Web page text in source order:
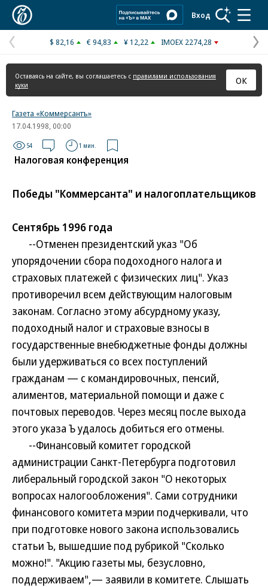
Вход
Предыдущая
страница
$ 82,16 € 94,83 ¥ 12,22 IMOEX 2274,28
Оставаясь на сайте, вы соглашаетесь с правилами использования
куки
ОК
Газета «Коммерсантъ»
17.04.1998, 00:00
54 1 мин.
Налоговая конференция
Победы "Коммерсанта" и налогоплательщиков
Сентябрь 1996 года
--Отменен президентский указ "Об
упорядочении сбора подоходного налога и
страховых платежей с физических лиц". Указ
противоречил всем действующим налоговым
законам. Согласно этому абсурдному указу,
подоходный налог и страховые взносы в
государственные внебюджетные фонды должны
были удерживаться со всех поступлений
гражданам — с командировочных, пенсий,
алиментов, материальной помощи и даже с
почтовых переводов. Через месяц после выхода
этого указа Ъ удалось добиться его отмены.
--Финансовый комитет городской
администрации Санкт-Петербурга подготовил
либеральный городской закон "О некоторых
вопросах налогообложения". Сами сотрудники
финансового комитета мэрии подчеркивали, что
при подготовке нового закона использовались
статьи Ъ, вышедшие под рубрикой "Сколько
можно!". "Акцию газеты мы, безусловно,
поддерживаем",— заявили в комитете. Слышать